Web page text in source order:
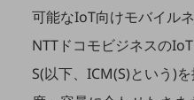
ケータイプラン
5Gデータプラス
データプラス
可能なIoT向けモバイル
NTTドコモビジネスの
S(以下、ICM(S)という)